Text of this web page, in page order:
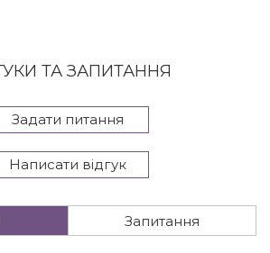
ТА ЗАПИТАННЯ
Задати питання
Написати відгук
Запитання